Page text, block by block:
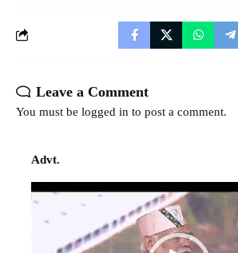
Leave a Comment
You must be logged in to post a comment.
Advt.
Video